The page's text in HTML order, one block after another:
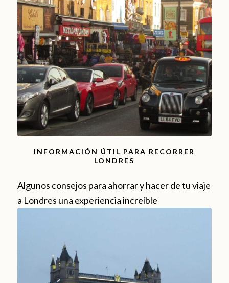
INFORMACIÓN ÚTIL PARA RECORRER
LONDRES
Algunos consejos para ahorrar y hacer de tu viaje
a Londres una experiencia increíble